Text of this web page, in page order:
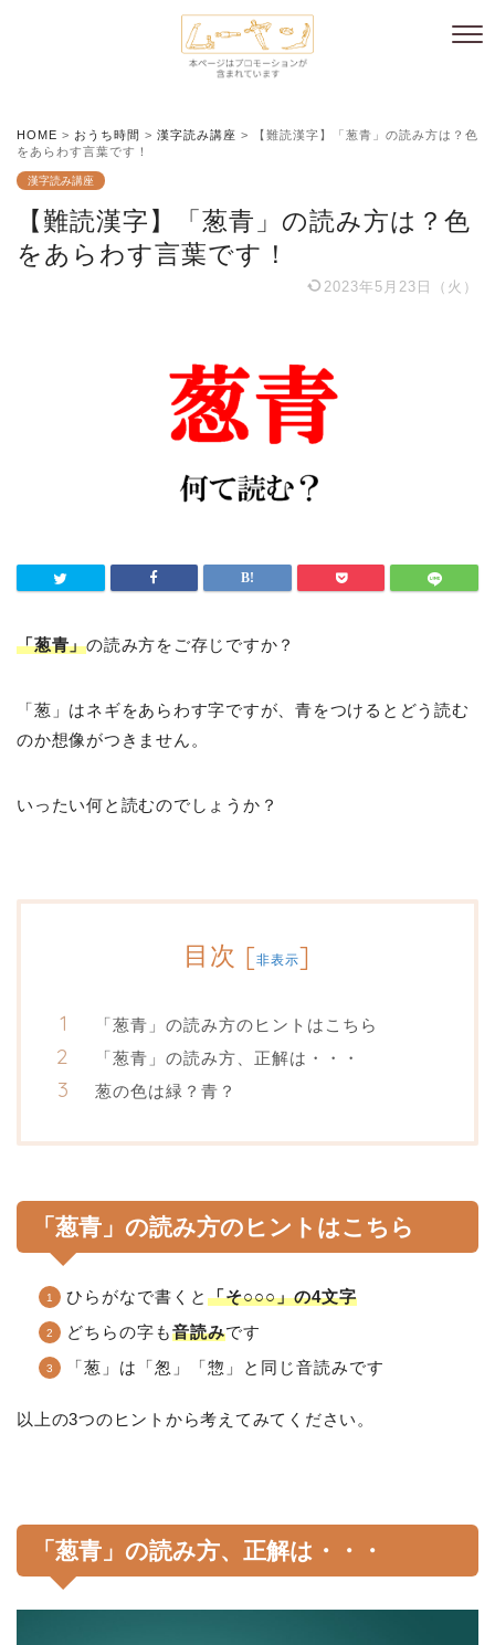
HOME > おうち時間 > 漢字読み講座 >
【難読漢字】「葱青」の読み方は？色
をあらわす言葉です！
漢字読み講座
【難読漢字】「葱青」の読み方は？色
をあらわす言葉です！
2023年5月23日（火）
「葱青」の読み方をご存じですか？
「葱」はネギをあらわす字ですが、青をつけるとどう読む
のか想像がつきません。
いったい何と読むのでしょうか？
目次 [非表示]
「葱青」の読み方のヒントはこちら
「葱青」の読み方、正解は・・・
葱の色は緑？青？
「葱青」の読み方のヒントはこちら
ひらがなで書くと 「そ○○○」の4文字
どちらの字も音読みです
「葱」は「怱」「惣」と同じ音読みです
以上の3つのヒントから考えてみてください。
「葱青」の読み方、正解は・・・